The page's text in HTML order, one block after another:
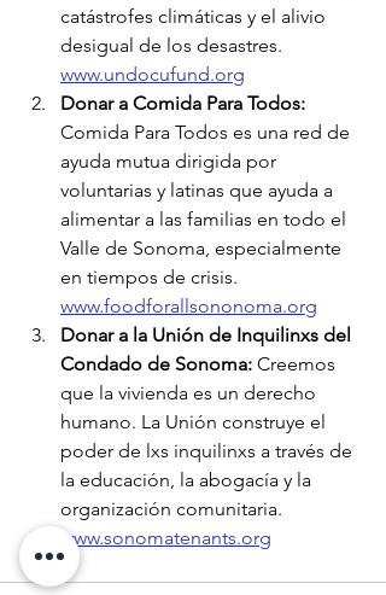
catástrofes climáticas y el alivio
desigual de los desastres.
www.undocufund.org
Donar a Comida Para Todos:
Comida Para Todos es una red de
ayuda mutua dirigida por
voluntarias y latinas que ayuda a
alimentar a las familias en todo el
Valle de Sonoma, especialmente
en tiempos de crisis.
www.foodforallsononoma.org
Donar a la Unión de Inquilinxs del
Condado de Sonoma: Creemos
que la vivienda es un derecho
humano. La Unión construye el
poder de lxs inquilinxs a través de
la educación, la abogacía y la
organización comunitaria.
www.sonomatenants.org